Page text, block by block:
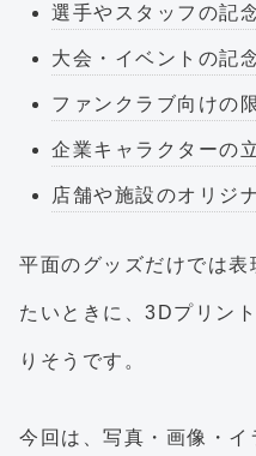
選手やスタッフの記
大会・イベントの記
ファンクラブ向けの
企業キャラクターの
店舗や施設のオリジ
平面のグッズだけでは表
たいときに、3Dプリン
りそうです。
今回は、写真・画像・